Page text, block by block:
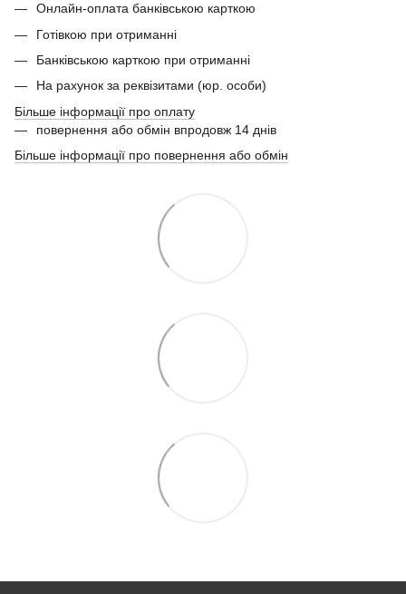
Онлайн-оплата банківською карткою
Готівкою при отриманні
Банківською карткою при отриманні
На рахунок за реквізитами (юр. особи)
Більше інформації про оплату
повернення або обмін впродовж 14 днів
Більше інформації про повернення або обмін